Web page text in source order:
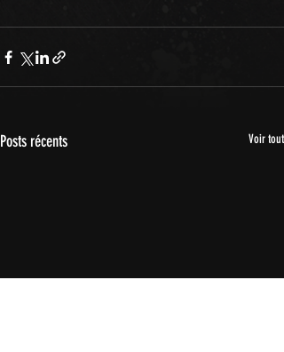
Posts récents Voir tout